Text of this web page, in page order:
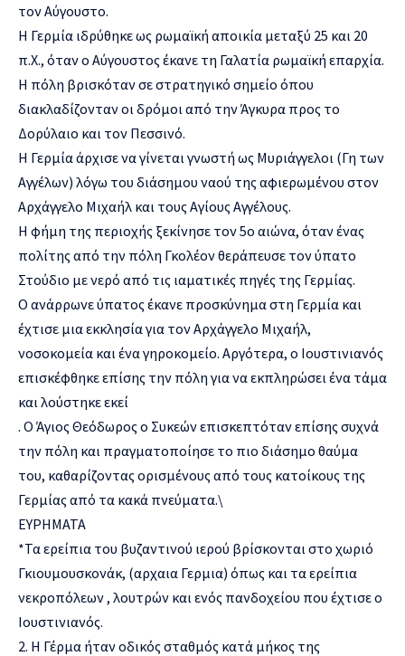
τον Αύγουστο.
Η Γερμία ιδρύθηκε ως ρωμαϊκή αποικία μεταξύ 25 και 20
π.Χ., όταν ο Αύγουστος έκανε τη Γαλατία ρωμαϊκή επαρχία.
Η πόλη βρισκόταν σε στρατηγικό σημείο όπου
διακλαδίζονταν οι δρόμοι από την Άγκυρα προς το
Δορύλαιο και τον Πεσσινό.
Η Γερμία άρχισε να γίνεται γνωστή ως Μυριάγγελοι (Γη των
Αγγέλων) λόγω του διάσημου ναού της αφιερωμένου στον
Αρχάγγελο Μιχαήλ και τους Αγίους Αγγέλους.
Η φήμη της περιοχής ξεκίνησε τον 5ο αιώνα, όταν ένας
πολίτης από την πόλη Γκολέον θεράπευσε τον ύπατο
Στούδιο με νερό από τις ιαματικές πηγές της Γερμίας.
Ο ανάρρωνε ύπατος έκανε προσκύνημα στη Γερμία και
έχτισε μια εκκλησία για τον Αρχάγγελο Μιχαήλ,
νοσοκομεία και ένα γηροκομείο. Αργότερα, ο Ιουστινιανός
επισκέφθηκε επίσης την πόλη για να εκπληρώσει ένα τάμα
και λούστηκε εκεί
. Ο Άγιος Θεόδωρος ο Συκεών επισκεπτόταν επίσης συχνά
την πόλη και πραγματοποίησε το πιο διάσημο θαύμα
του, καθαρίζοντας ορισμένους από τους κατοίκους της
Γερμίας από τα κακά πνεύματα.\
ΕΥΡΗΜΑΤΑ
*Τα ερείπια του βυζαντινού ιερού βρίσκονται στο χωριό
Γκιουμουσκονάκ, (αρχαια Γερμια) όπως και τα ερείπια
νεκροπόλεων , λουτρών και ενός πανδοχείου που έχτισε ο
Ιουστινιανός.
2. Η Γέρμα ήταν οδικός σταθμός κατά μήκος της